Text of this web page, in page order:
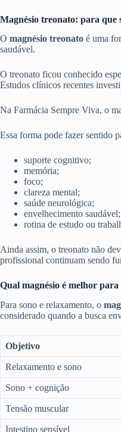
Magnésio treonato: para que
O magnésio treonato é uma
saudável.
O treonato ficou conhecido
Estudos clínicos recentes
Na Farmácia Sempre Viva, o
Essa forma pode fazer sentido
suporte cognitivo;
memória;
foco;
clareza mental;
saúde neurológica;
envelhecimento saudável;
rotina de estudo ou
Ainda assim, o treonato não
profissional continuam sendo
Qual magnésio é melhor para
Para sono e relaxamento, o
considerado quando a busca
Objetivo
Relaxamento e sono
Sono + cognição
Tensão muscular
Intestino sensível